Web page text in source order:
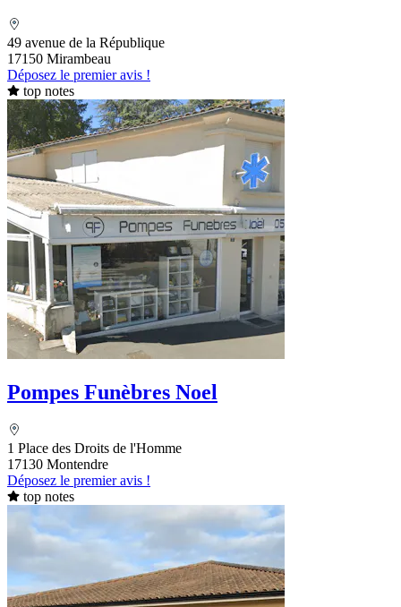
49 avenue de la République
17150 Mirambeau
Déposez le premier avis !
top notes
Pompes Funèbres Noel
1 Place des Droits de l'Homme
17130 Montendre
Déposez le premier avis !
top notes